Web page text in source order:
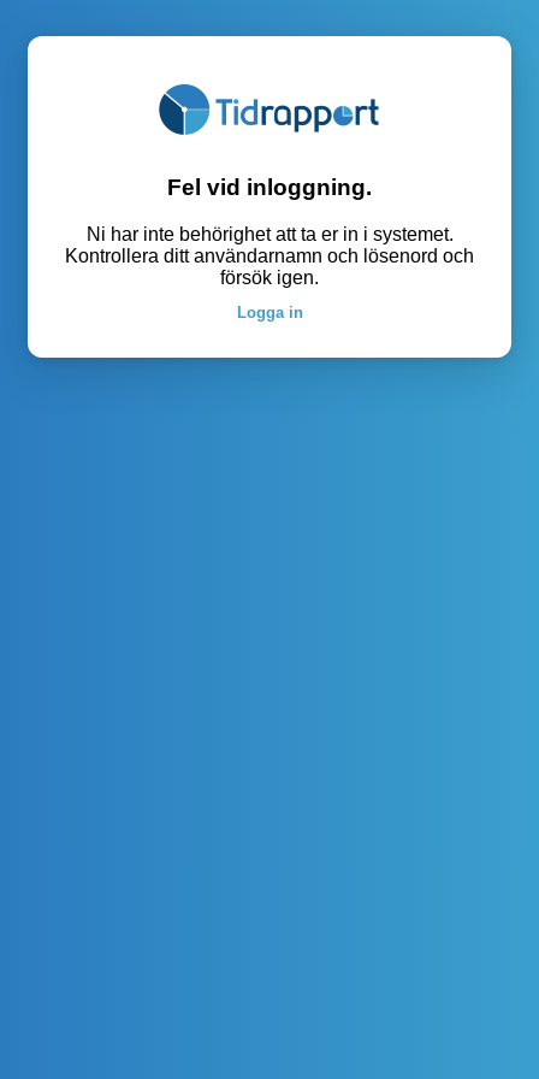
Fel vid inloggning.
Ni har inte behörighet att ta er in i systemet.
Kontrollera ditt användarnamn och lösenord och
försök igen.
Logga in